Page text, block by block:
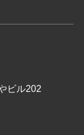
ビル202